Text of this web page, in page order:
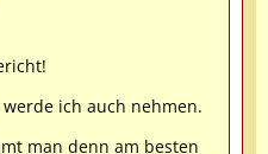
werde ich auch nehmen.
man denn am besten